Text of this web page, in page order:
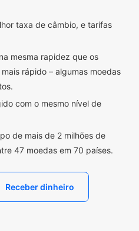
taxa de câmbio, e tarifas
mesma rapidez que os
rápido – algumas moedas
com o mesmo nível de
de mais de 2 milhões de
47 moedas em 70 países.
Receber dinheiro